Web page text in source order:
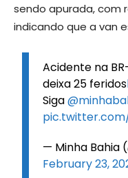
sendo apurada, com
indicando que a van
Acidente na
deixa 25 feridos
Siga
— Minha Bahia
February 23,